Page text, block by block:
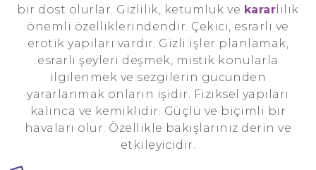
bir dost olurlar. Gizlilik, ketumluk ve karar lılık
önemli özelliklerindendir. Çekici, esrarlı ve
erotik yapıları vardır. Gizli işler planlamak,
esrarlı şeyleri deşmek, mistik konularla
ilgilenmek ve sezgilerin gücünden
yararlanmak onların işidir. Fiziksel yapıları
kalınca ve kemiklidir. Güçlü ve biçimli bir
havaları olur. Özellikle bakışlarınız derin ve
etkileyicidir.